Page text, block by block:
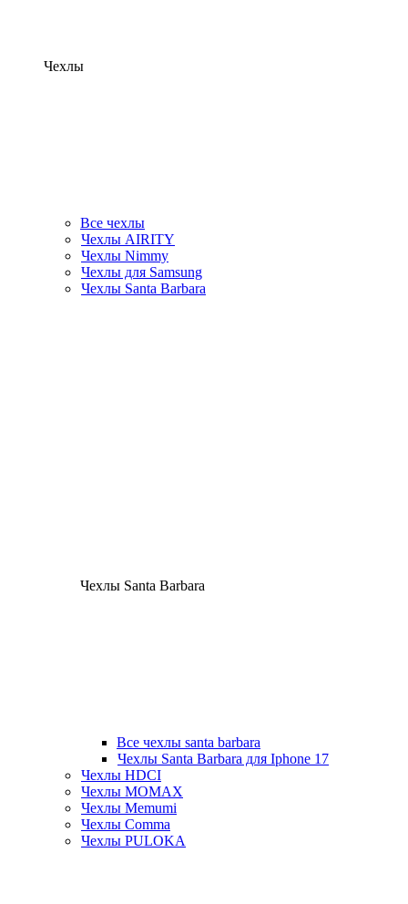
Чехлы
Все чехлы
Чехлы AIRITY
Чехлы Nimmy
Чехлы для Samsung
Чехлы Santa Barbara
Чехлы Santa Barbara
Все чехлы santa barbara
Чехлы Santa Barbara для Iphone 17
Чехлы HDCI
Чехлы MOMAX
Чехлы Memumi
Чехлы Comma
Чехлы PULOKA